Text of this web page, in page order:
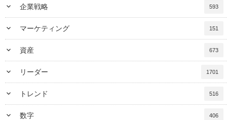
keyboard_arrow_down 企業戦略 593
keyboard_arrow_down マーケティング 151
keyboard_arrow_down 資産 673
keyboard_arrow_down リーダー 1701
keyboard_arrow_down トレンド 516
keyboard_arrow_down 数字 406